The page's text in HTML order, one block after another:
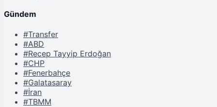
Gündem
#Transfer
#ABD
#Recep Tayyip Erdoğan
#CHP
#Fenerbahçe
#Galatasaray
#İran
#TBMM